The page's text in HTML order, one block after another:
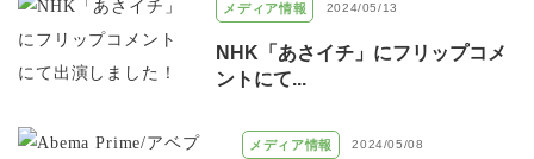
メディア情報 2024/05/13
NHK「あさイチ」にフリップコメ
ントにて...
メディア情報 2024/05/08